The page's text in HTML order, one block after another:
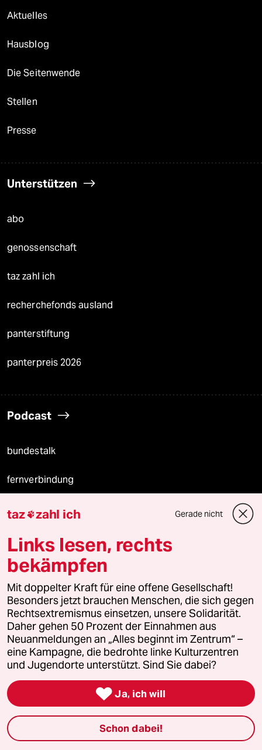
Aktuelles
Hausblog
Die Seitenwende
Stellen
Presse
Unterstützen
abo
genossenschaft
taz zahl ich
recherchefonds ausland
panterstiftung
panterpreis 2026
Podcast
bundestalk
fernverbindung
klima update°
Mauerecho
Freie Rede
reingehen
Newsletter
team zukunft
taz zahl ich
taz zahl ich Gerade nicht
Links lesen, rechts
bekämpfen
Mit doppelter Kraft für eine offene Gesellschaft!
Besonders jetzt brauchen Menschen, die sich gegen
Rechtsextremismus einsetzen, unsere Solidarität.
Daher gehen 50 Prozent der Einnahmen aus
Neuanmeldungen an „Alles beginnt im Zentrum“ –
eine Kampagne, die bedrohte linke Kulturzentren
und Jugendorte unterstützt. Sind Sie dabei?
 Ja, ich will
Schon dabei!